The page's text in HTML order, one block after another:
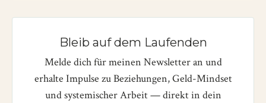
Bleib auf dem Laufenden
Melde dich für meinen Newsletter an und
erhalte Impulse zu Beziehungen, Geld-Mindset
und systemischer Arbeit — direkt in dein